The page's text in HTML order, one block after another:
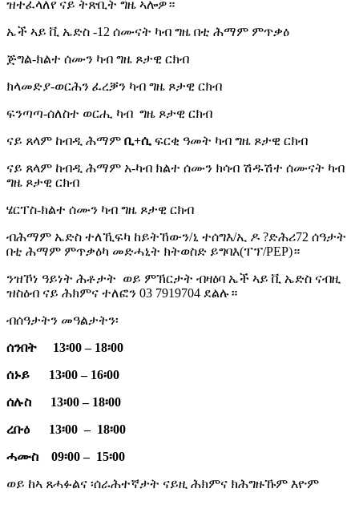
ዝተፈላለየ ናይ ትጽቢት ግዜ ኣሎዎ።
ኤች ኣይ ቪ ኤድስ -12 ሰሙናት ካብ ግዜ በቲ ሕማም ምጥቃዕ
ጅግል-ክልተ ሰሙን ካብ ግዜ ጾታዊ ርክብ
ክላመድያ-ወርሕን ፈረቓን ካብ ግዜ ጾታዊ ርክብ
ፍንጣጣ-ሰለስተ ወርሒ ካብ ግዜ ጾታዊ ርክብ
ናይ ጸላም ከብዲ ሕማም ቢ+ሲ ፍርቂ ዓመት ካብ ግዜ ጾታዊ ርክብ
ናይ ጸላም ከብዲ ሕማም አ-ካብ ክልተ ሰሙን ክሳብ ሽዱሽተ ሰሙናት ካብ
ግዜ ጾታዊ ርክብ
ሄርፐስ-ክልተ ሰሙን ካብ ግዜ ጾታዊ ርክብ
ብሕማም ኤድስ ተለኺፍካ ከይትኸውን/ኒ ተሰግእ/ኢ ዶ ?ድሕሪ72 ሰዓታት
በቲ ሕማም ምጥቃዕካ መድሓኒት ክትወስድ ይግባእ(ፐፕ/PEP)።
ንዝኾነ ዓይነት ሕቶታት ወይ ምኽርታት ብዛዕባ ኤች ኣይ ቪ ኤድስ ናብዚ
ዝስዕብ ናይ ሕክምና ተለፎን 03 7919704 ደልሉ።
ብሰዓታትን መዓልታትን፡
ሰንበት 13፡00 – 18፡00
ሰኑይ 13፡00 – 16፡00
ሰሉስ 13፡00 – 18፡00
ረቡዕ 13፡00 – 18፡00
ሓሙስ 09፡00 – 15፡00
ወይ ከኣ ጸሓፉልና ፡ሰራሕተኛታት ናይዚ ሕክምና ክሕግዙኹም እዮም